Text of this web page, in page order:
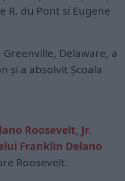
R. du Pont si Eugene
Delaware, a
și a absolvit Școala
Roosevelt, Jr.
Franklin Delano
Roosevelt.